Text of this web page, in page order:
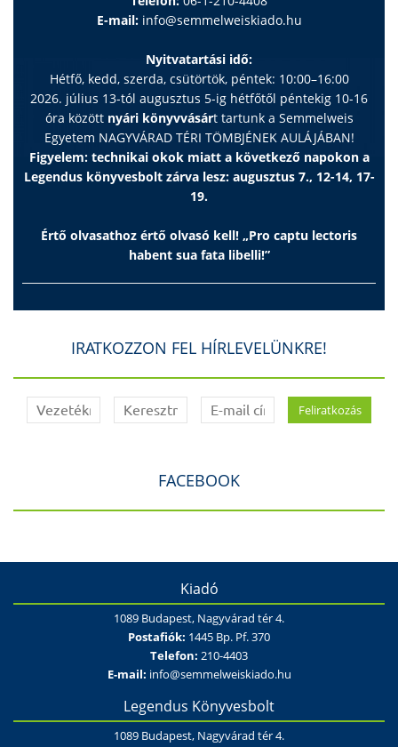
E-mail: info@semmelweiskiado.hu
Nyitvatartási idő:
Hétfő, kedd, szerda, csütörtök, péntek: 10:00–16:00
2026. július 13-tól augusztus 5-ig hétfőtől péntekig 10-16
óra között nyári könyvvásárt tartunk a Semmelweis
Egyetem NAGYVÁRAD TÉRI TÖMBJÉNEK AULÁJÁBAN!
Figyelem: technikai okok miatt a következő napokon a
Legendus könyvesbolt zárva lesz: augusztus 7., 12-14, 17-
19.
Értő olvasathoz értő olvasó kell! „Pro captu lectoris
habent sua fata libelli!”
IRATKOZZON FEL HÍRLEVELÜNKRE!
FACEBOOK
Kiadó
1089 Budapest, Nagyvárad tér 4.
Postafiók: 1445 Bp. Pf. 370
Telefon: 210-4403
E-mail: info@semmelweiskiado.hu
Legendus Könyvesbolt
1089 Budapest, Nagyvárad tér 4.